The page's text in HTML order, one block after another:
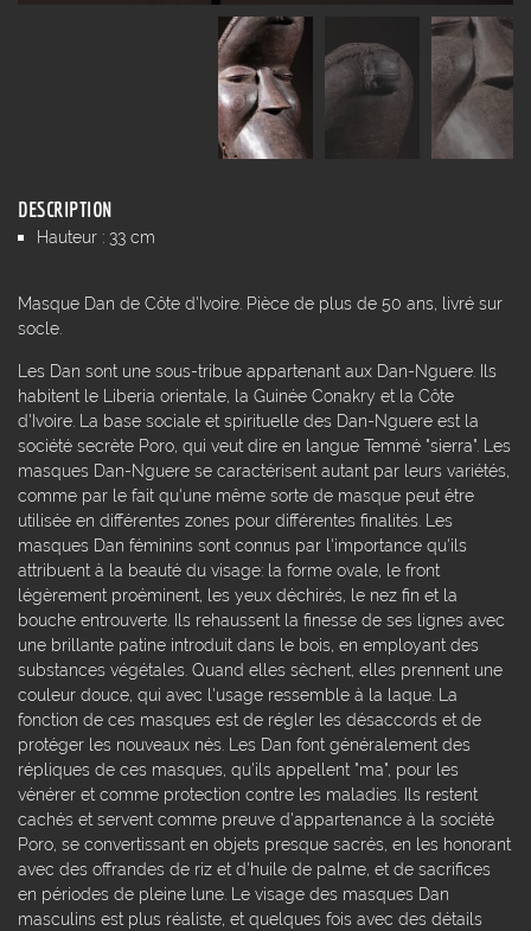
DESCRIPTION
Hauteur : 33 cm
Masque Dan de Côte d'Ivoire. Pièce de plus de 50 ans, livré sur
socle.
Les Dan sont une sous-tribue appartenant aux Dan-Nguere. Ils
habitent le Liberia orientale, la Guinée Conakry et la Côte
d'Ivoire. La base sociale et spirituelle des Dan-Nguere est la
société secrète Poro, qui veut dire en langue Temmé "sierra". Les
masques Dan-Nguere se caractérisent autant par leurs variétés,
comme par le fait qu'une même sorte de masque peut être
utilisée en différentes zones pour différentes finalités. Les
masques Dan féminins sont connus par l'importance qu'ils
attribuent à la beauté du visage: la forme ovale, le front
légèrement proéminent, les yeux déchirés, le nez fin et la
bouche entrouverte. Ils rehaussent la finesse de ses lignes avec
une brillante patine introduit dans le bois, en employant des
substances végétales. Quand elles sèchent, elles prennent une
couleur douce, qui avec l'usage ressemble à la laque. La
fonction de ces masques est de régler les désaccords et de
protéger les nouveaux nés. Les Dan font généralement des
répliques de ces masques, qu'ils appellent "ma", pour les
vénérer et comme protection contre les maladies. Ils restent
cachés et servent comme preuve d'appartenance à la société
Poro, se convertissant en objets presque sacrés, en les honorant
avec des offrandes de riz et d'huile de palme, et de sacrifices
en périodes de pleine lune. Le visage des masques Dan
masculins est plus réaliste, et quelques fois avec des détails